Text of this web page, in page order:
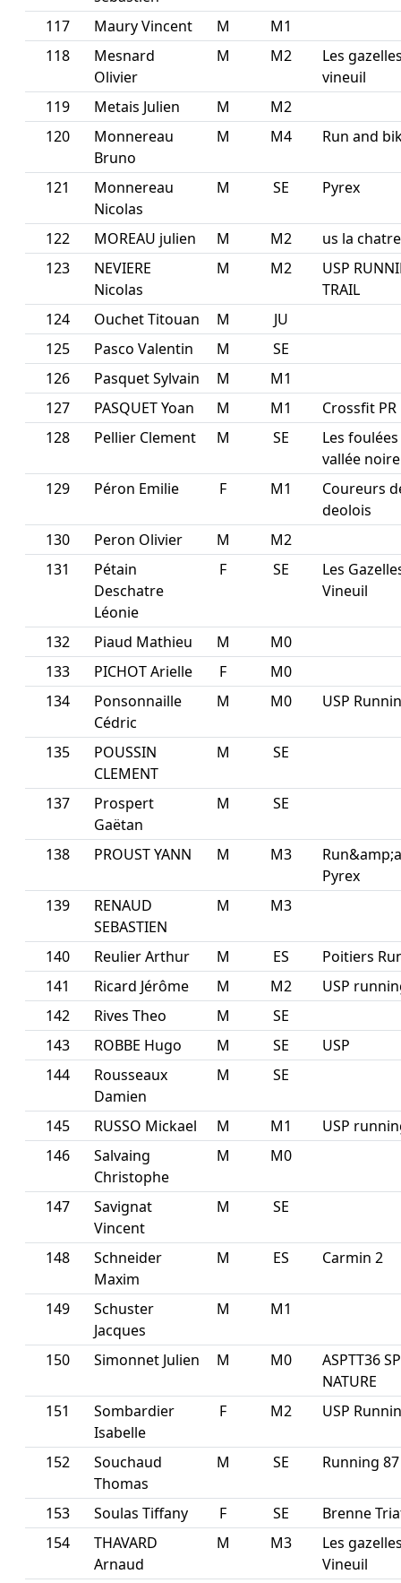
117
Maury Vincent M
M1
118
Mesnard
Olivier
M M2
Les
vineuil
119
Metais Julien M
M2
120
Monnereau
Bruno
M M4 Run and
121
Monnereau
Nicolas
M SE Pyrex
122 MOREAU julien M M2
us la chatre
123
NEVIERE
Nicolas
M M2
USP
TRAIL
124
Ouchet Titouan M
JU
125
Pasco Valentin M
SE
126
Pasquet Sylvain M
M1
127
PASQUET Yoan M M1
Crossfit PR
128
Pellier Clement M SE
Les
vallée noire
129
Péron Emilie F M1
Coureurs
deolois
130
Peron Olivier M
M2
131
Pétain
Deschatre
Léonie
F SE
Les
Vineuil
132 Piaud Mathieu M
M0
133
PICHOT Arielle F
M0
134
Ponsonnaille
Cédric
M M0 USP
135
POUSSIN
CLEMENT
M SE
137
Prospert
Gaëtan
M SE
138 PROUST YANN M M3
Pyrex
139
RENAUD
SEBASTIEN
M M3
140 Reulier Arthur M ES
Poitiers
141
Ricard Jérôme M M2
USP
142
Rives Theo M
SE
143
ROBBE Hugo M SE
USP
144
Rousseaux
Damien
M SE
145 RUSSO Mickael M M1
USP
146
Salvaing
Christophe
M M0
147
Savignat
Vincent
M SE
148
Schneider
Maxim
M ES Carmin 2
149
Schuster
Jacques
M M1
150 Simonnet Julien M M0
ASPTT36
NATURE
151
Sombardier
Isabelle
F M2 USP
152
Souchaud
Thomas
M SE Running 87
153 Soulas Tiffany F SE
Brenne
154
THAVARD
Arnaud
M M3
Les
Vineuil